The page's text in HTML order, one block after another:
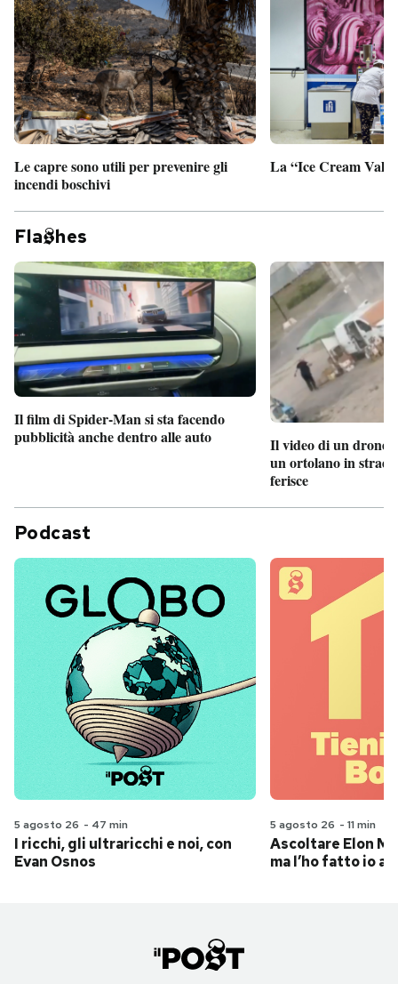
Le capre sono utili per prevenire gli
incendi boschivi
La “Ice Cream
Fla hes
Il film di Spider-Man si sta facendo
pubblicità anche dentro alle auto
Il video di un drone
un ortolano in
ferisce
Podcast
5 agosto 26 - 47 min
I ricchi, gli ultraricchi e noi, con
Evan Osnos
5 agosto 26 - 11 min
Ascoltare Elon
ma l’ho fatto io